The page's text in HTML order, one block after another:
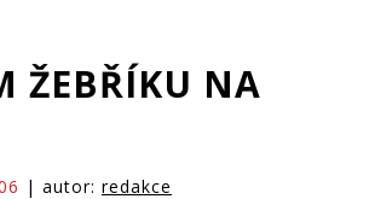
ŽEBŘÍKU NA
| autor: redakce